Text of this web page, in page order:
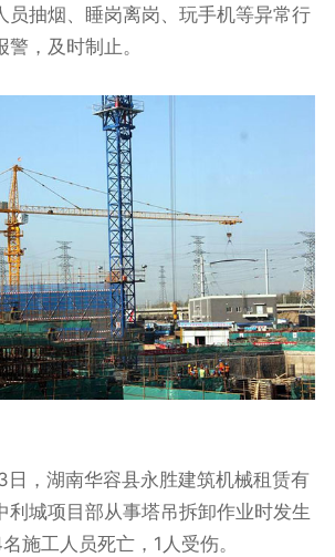
员抽烟、睡岗离岗、玩手机等异常行
，及时制止。
，湖南华容县永胜建筑机械租赁有
利城项目部从事塔吊拆卸作业时发生
施工人员死亡，1人受伤。